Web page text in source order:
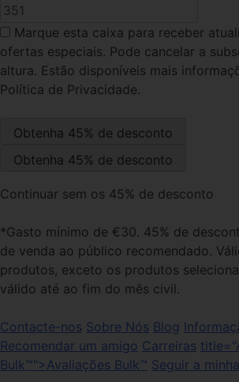
Marque esta caixa para receber
ofertas especiais. Pode cancelar a
altura. Estão disponíveis mais
Política de Privacidade.
Continuar sem os 45% de desconto
*Gasto mínimo de €30. 45% de
de venda ao público recomendado.
produtos, exceto os produtos
válido até ao fim do mês civil.
Contacte-nos Sobre Nós Blog
Recomendar um amigo Carreiras
Bulk™">Avaliações Bulk™ Seguir a